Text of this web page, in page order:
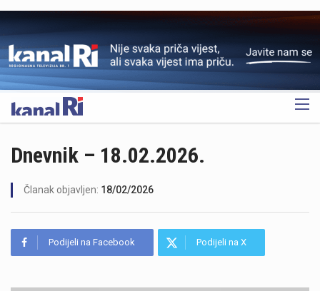
OGLAS
Dnevnik – 18.02.2026.
Članak objavljen: 18/02/2026
Podijeli na Facebook Podijeli na X